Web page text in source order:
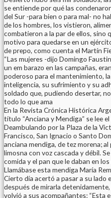
se entiende por qué las
del Sur -para bien o para mal- no
de los hombres, los vistieron,
combatieron a la par de ellos, sino
motivo para quedarse en un
de prepo, como cuenta el Martín
“Las mujeres -dijo Domingo
un em barazo en las campañas,
poderoso para el mantenimiento,
inteligencia, su sufrimiento y su
soldado que, pudiendo desertar,
todo lo que ama
En la Revista Crónica Histórica
título “Anciana y Mendiga” se lee
Deambulando por la Plaza de la
Francisco, San Ignacio o Santo
anciana mendiga, de tez morena;
limosna con voz cascada y débil.
comida y el pan que le daban en
Llamábase esta mendiga María
Cierto día acertó a pasar a su lado
después de mirarla
volvió a sus acompañantes: “Esta